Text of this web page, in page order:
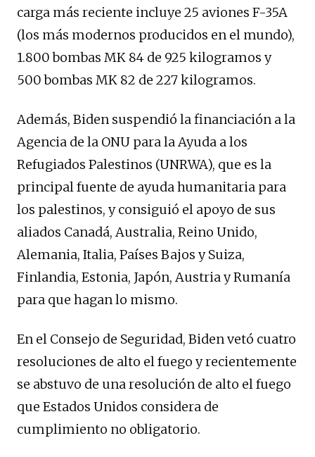
carga más reciente incluye 25 aviones F-35A
(los más modernos producidos en el mundo),
1.800 bombas MK 84 de 925 kilogramos y
500 bombas MK 82 de 227 kilogramos.
Además, Biden suspendió la financiación a la
Agencia de la ONU para la Ayuda a los
Refugiados Palestinos (UNRWA), que es la
principal fuente de ayuda humanitaria para
los palestinos, y consiguió el apoyo de sus
aliados Canadá, Australia, Reino Unido,
Alemania, Italia, Países Bajos y Suiza,
Finlandia, Estonia, Japón, Austria y Rumanía
para que hagan lo mismo.
En el Consejo de Seguridad, Biden vetó cuatro
resoluciones de alto el fuego y recientemente
se abstuvo de una resolución de alto el fuego
que Estados Unidos considera de
cumplimiento no obligatorio.